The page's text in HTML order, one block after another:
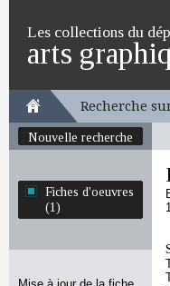
Les collections du
arts
Recherche
Nouvelle recherche
Fiches d'oeuvres
(1)